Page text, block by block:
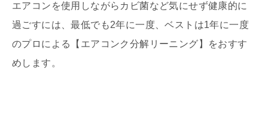
エアコンを使用しながらカビ菌など気にせず健康的に
過ごすには、最低でも2年に一度、ベストは1年に一度
のプロによる【エアコンク分解リーニング】をおすす
めします。